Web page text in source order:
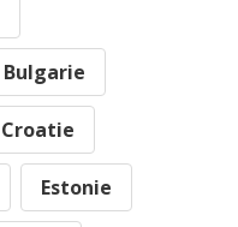
Bulgarie
Croatie
Estonie